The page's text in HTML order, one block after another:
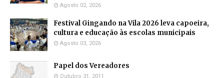
Agosto 02, 2026
Festival Gingando na Vila 2026 leva capoeira,
cultura e educação às escolas municipais
Agosto 03, 2026
Papel dos Vereadores
Outubro 31, 2011